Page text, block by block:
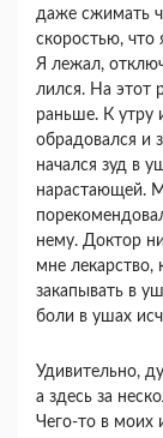
даже сжимать
скоростью, что
Я ле­жал,
лился. На этот
раньше. К утру
обрадовался и
начался зуд в
нарастающей.
нему. Доктор
мне лекарство,
закапывать в
боли в ушах
Удивительно,
а здесь за
Чего-то в моих